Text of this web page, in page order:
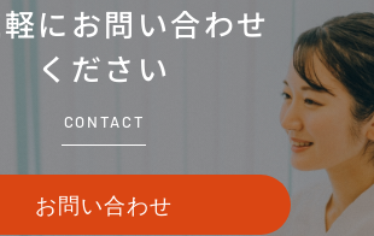
にお問い合わせ
ください
CONTACT
お問い合わせ